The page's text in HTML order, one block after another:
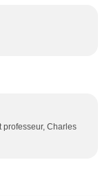
professeur, Charles